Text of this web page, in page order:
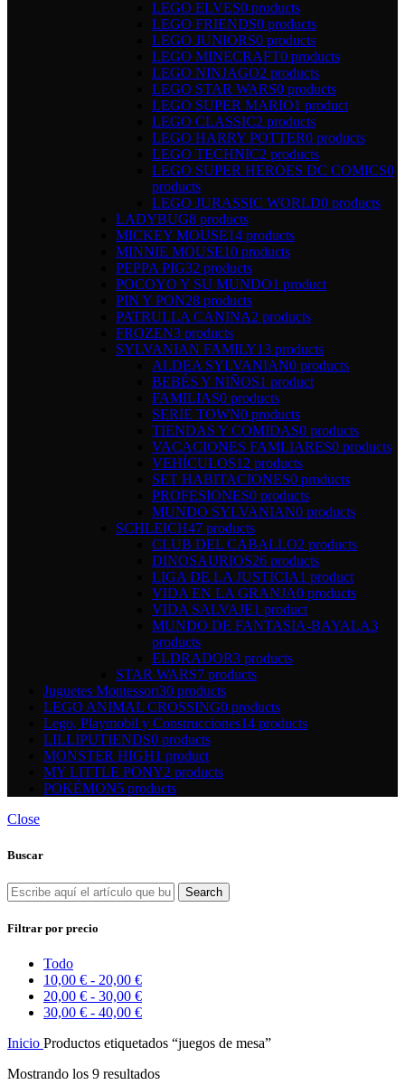
LEGO ELVES0 products
LEGO FRIENDS0 products
LEGO JUNIORS0 products
LEGO MINECRAFT0 products
LEGO NINJAGO2 products
LEGO STAR WARS0 products
LEGO SUPER MARIO1 product
LEGO CLASSIC2 products
LEGO HARRY POTTER0 products
LEGO TECHNIC2 products
LEGO SUPER HEROES DC COMICS0
products
LEGO JURASSIC WORLD0 products
LADYBUG8 products
MICKEY MOUSE14 products
MINNIE MOUSE10 products
PEPPA PIG32 products
POCOYO Y SU MUNDO1 product
PIN Y PON28 products
PATRULLA CANINA2 products
FROZEN3 products
SYLVANIAN FAMILY13 products
ALDEA SYLVANIAN0 products
BEBÉS Y NIÑOS1 product
FAMILIAS0 products
SERIE TOWN0 products
TIENDAS Y COMIDAS0 products
VACACIONES FAMLIARES0 products
VEHÍCULOS12 products
SET HABITACIONES0 products
PROFESIONES0 products
MUNDO SYLVANIAN0 products
SCHLEICH47 products
CLUB DEL CABALLO2 products
DINOSAURIOS26 products
LIGA DE LA JUSTICIA1 product
VIDA EN LA GRANJA0 products
VIDA SALVAJE1 product
MUNDO DE FANTASIA-BAYALA3
products
ELDRADOR3 products
STAR WARS7 products
Juguetes Montessori30 products
LEGO ANIMAL CROSSING0 products
Lego, Playmobil y Construcciones14 products
LILLIPUTIENDS0 products
MONSTER HIGH1 product
MY LITTLE PONY2 products
POKÉMON5 products
Close
Buscar
Search
Filtrar por precio
Todo
10,00 € - 20,00 €
20,00 € - 30,00 €
30,00 € - 40,00 €
Inicio Productos etiquetados “juegos de mesa”
Mostrando los 9 resultados